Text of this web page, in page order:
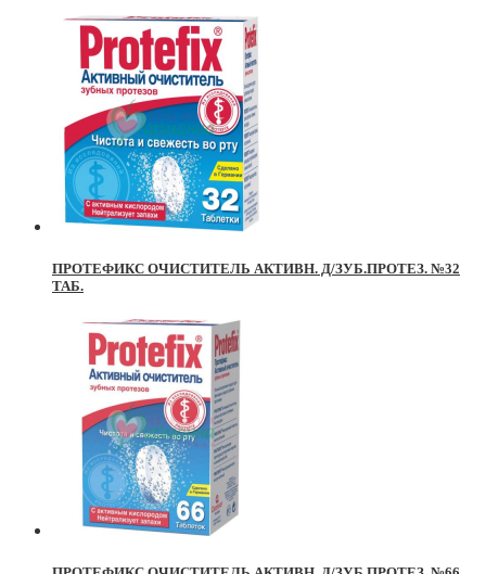
ПРОТЕФИКС ОЧИСТИТЕЛЬ АКТИВН. Д/ЗУБ.ПРОТЕЗ. №32
ТАБ.